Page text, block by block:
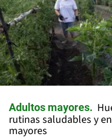
Adultos mayores
rutinas saludables y
mayores